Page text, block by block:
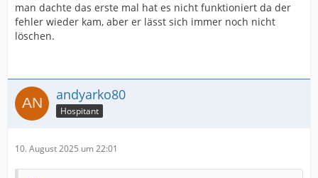
man dachte das erste mal hat es nicht funktioniert da der
fehler wieder kam, aber er lässt sich immer noch nicht
löschen.
andyarko80
Hospitant
10. August 2025 um 22:01